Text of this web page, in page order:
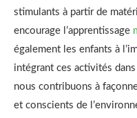
stimulants à partir de
encourage l’apprentissage
également les enfants à
intégrant ces activités
nous contribuons à
et conscients de